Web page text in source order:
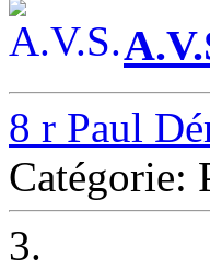
8 r Paul
Catégorie:
3.